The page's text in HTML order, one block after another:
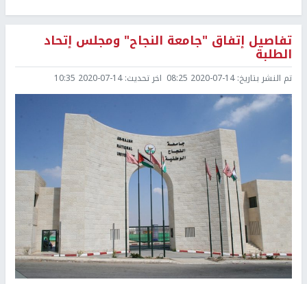
تفاصيل إتفاق "جامعة النجاح" ومجلس إتحاد
الطلبة
تم النشر بتاريخ:2020-07-14 08:25 اخر تحديث:2020-07-14 10:35